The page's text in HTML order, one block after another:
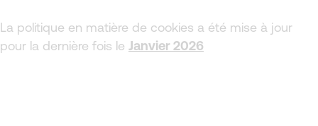
La politique en matière de cookies a été mise à jour
pour la dernière fois le Janvier 2026